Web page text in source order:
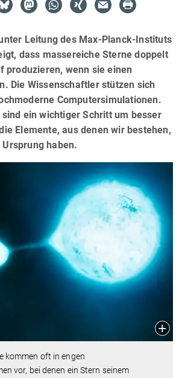
Leitung des Max-Planck-Instituts
dass massereiche Sterne doppelt
produzieren, wenn sie einen
Die Wissenschaftler stützen sich
Computersimulationen.
ein wichtiger Schritt um besser
Elemente, aus denen wir bestehen,
haben.
kommen oft in engen
vor, bei denen ein Stern seinem